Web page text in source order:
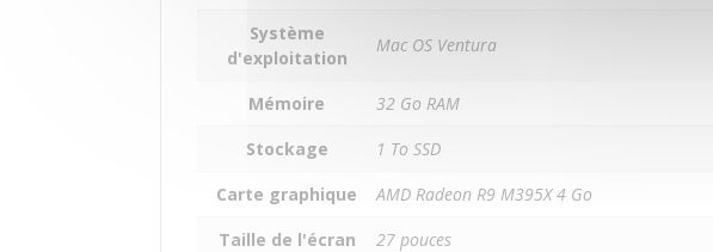
Système
d'exploitation
Mac OS Ventura
Mémoire
32 Go RAM
Stockage
1 To SSD
Carte graphique
AMD Radeon R9 M395X 4 Go
Taille de l'écran
27 pouces